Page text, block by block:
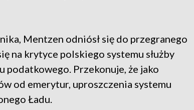
Mentzen odniósł się do przegranego
na krytyce polskiego systemu służby
podatkowego. Przekonuje, że jako
od emerytur, uproszczenia systemu
Ładu.